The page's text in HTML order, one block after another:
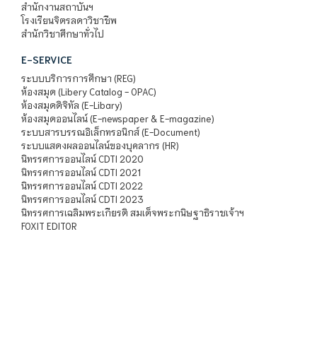
สำนักงานสถาบันฯ
โรงเรียนจิตรลดาวิชาชีพ
สำนักวิชาศึกษาทั่วไป
E-SERVICE
ระบบบริการการศึกษา (REG)
ห้องสมุด (Libery Catalog - OPAC)
ห้องสมุดดิจิทัล (E-Libary)
ห้องสมุดออนไลน์ (E-newspaper & E-magazine)
ระบบสารบรรณอิเล็กทรอนิกส์ (E-Document)
ระบบแสดงผลออนไลน์ของบุคลากร (HR)
นิทรรศการออนไลน์ CDTI 2020
นิทรรศการออนไลน์ CDTI 2021
นิทรรศการออนไลน์ CDTI 2022
นิทรรศการออนไลน์ CDTI 2023
นิทรรศการเฉลิมพระเกียรติ สมเด็จพระกนิษฐาธิราชเจ้าฯ
FOXIT EDITOR